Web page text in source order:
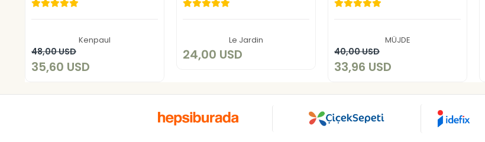
Kenpaul
48,00 USD
35,60 USD
Le Jardin
24,00 USD
Sepete Ekle MÜJDE
40,00 USD
33,96 USD